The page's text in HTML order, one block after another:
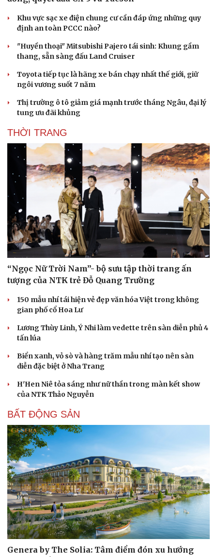
Dinh dưỡng - món ngon
Sản phụ khoa
Nhi khoa
Làm đẹp - giảm cân
Phòng mạch online
Ăn sạch sống khỏe
Tình yêu - Gia đình
Khu vực sạc xe điện chung cư cần đáp ứng những quy
định an toàn PCCC nào?
"Huyền thoại" Mitsubishi Pajero tái sinh: Khung gầm
thang, sẵn sàng đấu Land Cruiser
Toyota tiếp tục là hãng xe bán chạy nhất thế giới, giữ
ngôi vương suốt 7 năm
Thị trường ô tô giảm giá mạnh trước tháng Ngâu, đại lý
tung ưu đãi khủng
THỜI TRANG
“Ngọc Nữ Trời Nam”- bộ sưu tập thời trang ấn
tượng của NTK trẻ Đỗ Quang Trường
150 mẫu nhí tái hiện vẻ đẹp văn hóa Việt trong không
gian phố cổ Hoa Lư
Lương Thùy Linh, Ý Nhi làm vedette trên sàn diễn phủ 4
tấn lúa
Biển xanh, vỏ sò và hàng trăm mẫu nhí tạo nên sàn
diễn đặc biệt ở Nha Trang
H'Hen Niê tỏa sáng như nữ thần trong màn kết show
của NTK Thảo Nguyễn
BẤT ĐỘNG SẢN
Genera by The Solia: Tâm điểm đón xu hướng